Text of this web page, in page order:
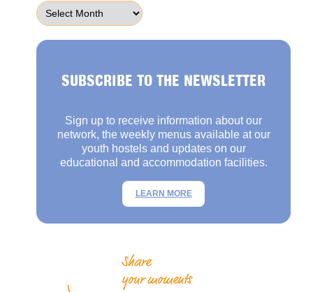
Archives
SUBSCRIBE TO THE NEWSLETTER
Sign up to receive information about our
network, the weekly menus available at our
youth hostels and updates on our
educational and accommodation facilities.
LEARN MORE
Share
your moments